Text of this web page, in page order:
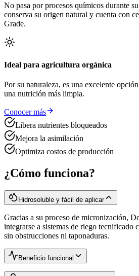
No pasa por procesos químicos durante
conserva su origen natural y cuenta con
Grade.
Ideal para agricultura orgánica
Por su naturaleza, es una excelente
una nutrición más limpia.
Conocer más
Libera nutrientes bloqueados
Mejora la asimilación
Optimiza costos de producción
¿Cómo funciona?
Hidrosoluble y fácil de aplicar
Gracias a su proceso de micronización,
integrarse a sistemas de riego tecnificado
sin obstrucciones ni taponaduras.
Beneficio funcional